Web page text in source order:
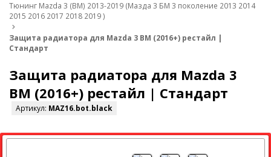
Тюнинг Mazda 3 (BM) 2013-2019 (Мазда 3 БМ 3 поколение 2013 2014
2015 2016 2017 2018 2019 )
Защита радиатора для Mazda 3 BM (2016+) рестайл |
Стандарт
Защита радиатора для Mazda 3
BM (2016+) рестайл | Стандарт
Артикул: MAZ16.bot.black
СКИДКА